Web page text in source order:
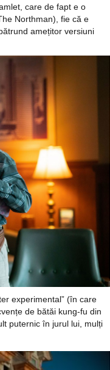
care de fapt e o
Northman), fie că e
amețitor versiuni
experimental” (în care
de bătăi kung-fu din
puternic în jurul lui, mulți